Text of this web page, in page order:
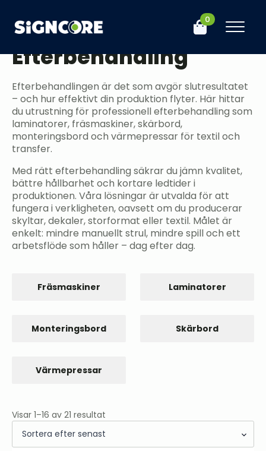
0
Hem Butik Efterbehandling
Efterbehandling
Efterbehandlingen är det som avgör slutresultatet
– och hur effektivt din produktion flyter. Här hittar
du utrustning för professionell efterbehandling som
laminatorer, fräsmaskiner, skärbord,
monteringsbord och värmepressar för textil och
transfer.
Med rätt efterbehandling säkrar du jämn kvalitet,
bättre hållbarhet och kortare ledtider i
produktionen. Våra lösningar är utvalda för att
fungera i verkligheten, oavsett om du producerar
skyltar, dekaler, storformat eller textil. Målet är
enkelt: mindre manuellt strul, mindre spill och ett
arbetsflöde som håller – dag efter dag.
Fräsmaskiner Laminatorer
Monteringsbord Skärbord
Värmepressar
Visar 1–16 av 21 resultat